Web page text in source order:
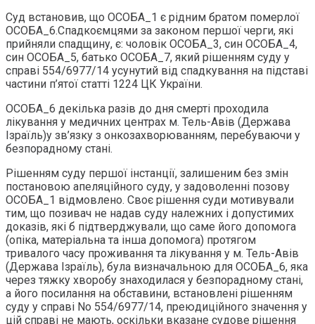
Суд встановив, що ОСОБА_1 є рідним братом померлої
ОСОБА_6.Спадкоємцями за законом першої черги, які
прийняли спадщину, є: чоловік ОСОБА_3, син ОСОБА_4,
син ОСОБА_5, батько ОСОБА_7, який рішенням суду у
справі 554/6977/14 усунутий від спадкування на підставі
частини п’ятої статті 1224 ЦК України.
ОСОБА_6 декілька разів до дня смерті проходила
лікування у медичних центрах м. Тель-Авів (Держава
Ізраїль)у зв’язку з онкозахворюванням, перебуваючи у
безпорадному стані.
Рішенням суду першої інстанції, залишеним без змін
постановою апеляційного суду, у задоволенні позову
ОСОБА_1 відмовлено. Своє рішення суди мотивували
тим, що позивач не надав суду належних і допустимих
доказів, які б підтверджували, що саме його допомога
(опіка, матеріальна та інша допомога) протягом
тривалого часу проживання та лікування у м. Тель-Авів
(Держава Ізраїль), була визначальною для ОСОБА_6, яка
через тяжку хворобу знаходилася у безпорадному стані,
а його посилання на обставини, встановлені рішенням
суду у справі No 554/6977/14, преюдиційного значення у
цій справі не мають, оскільки вказане судове рішення